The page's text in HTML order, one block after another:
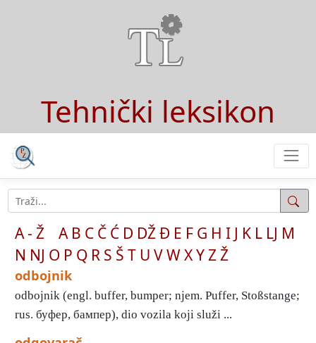
Tehnički leksikon
A - Ž A B C Č Ć D DŽĐ E F G H I J K L LJ M
N NJ O P Q R S Š T U VWXYZŽ
odbojnik
odbojnik (engl. buffer, bumper; njem. Puffer, Stoßstange;
rus. буфер, бампер), dio vozila koji služi ...